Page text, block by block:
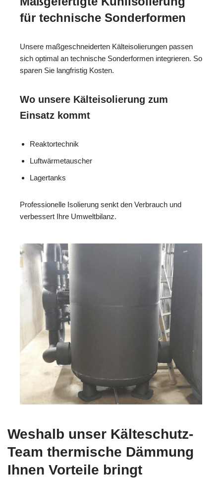
für technische Sonderformen
Unsere maßgeschneiderten Kälteisolierungen passen
sich optimal an technische Sonderformen integrieren. So
sparen Sie langfristig Kosten.
Wo unsere Kälteisolierung zum
Einsatz kommt
Reaktortechnik
Luftwärmetauscher
Lagertanks
Professionelle Isolierung senkt den Verbrauch und
verbessert Ihre Umweltbilanz.
Weshalb unser Kälteschutz-
Team thermische Dämmung
Ihnen Vorteile bringt